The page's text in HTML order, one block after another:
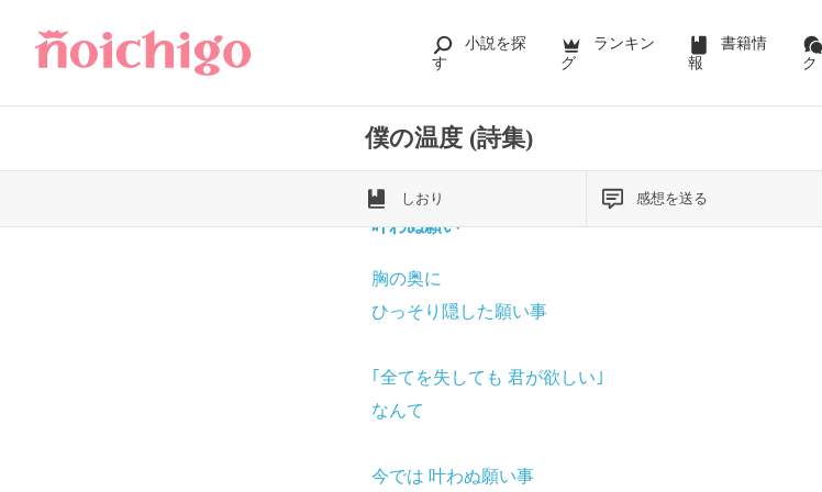
小説を探
す
ランキン
グ
書籍情
報
ク
僕の温度 (詩集)
しおり 感想を送る
前のページを表示する
叶わぬ願い
胸の奥に
ひっそり隠した願い事
｢全てを失しても 君が欲しい｣
なんて